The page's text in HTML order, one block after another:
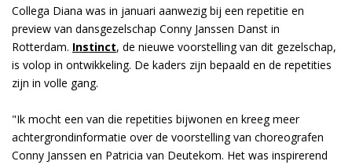
Collega Diana was in januari aanwezig bij een repetitie en
preview van dansgezelschap Conny Janssen Danst in
Rotterdam. Instinct, de nieuwe voorstelling van dit gezelschap,
is volop in ontwikkeling. De kaders zijn bepaald en de repetities
zijn in volle gang.
"Ik mocht een van die repetities bijwonen en kreeg meer
achtergrondinformatie over de voorstelling van choreografen
Conny Janssen en Patricia van Deutekom. Het was inspirerend